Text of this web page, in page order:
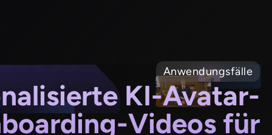
Anwendungsfälle
KI-Avatar-
Videos für